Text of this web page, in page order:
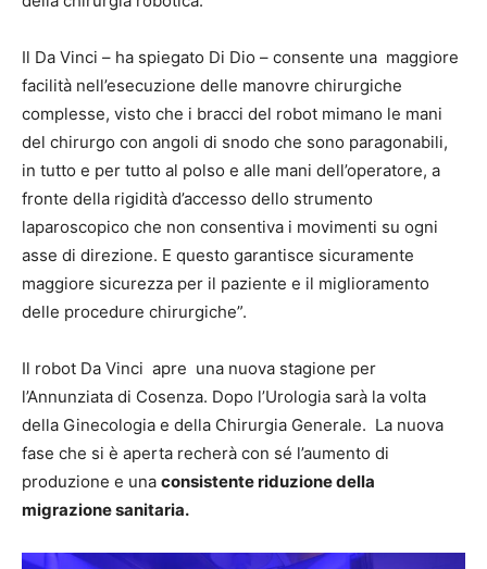
Il Da Vinci – ha spiegato Di Dio – consente una maggiore
facilità nell’esecuzione delle manovre chirurgiche
complesse, visto che i bracci del robot mimano le mani
del chirurgo con angoli di snodo che sono paragonabili,
in tutto e per tutto al polso e alle mani dell’operatore, a
fronte della rigidità d’accesso dello strumento
laparoscopico che non consentiva i movimenti su ogni
asse di direzione. E questo garantisce sicuramente
maggiore sicurezza per il paziente e il miglioramento
delle procedure chirurgiche”.
Il robot Da Vinci apre una nuova stagione per
l’Annunziata di Cosenza. Dopo l’Urologia sarà la volta
della Ginecologia e della Chirurgia Generale. La nuova
fase che si è aperta recherà con sé l’aumento di
produzione e una consistente riduzione della
migrazione sanitaria.